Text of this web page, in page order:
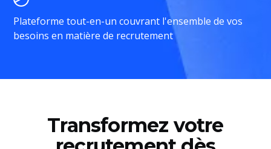
Plateforme tout-en-un couvrant l'ensemble de vos
besoins en matière de recrutement
Transformez votre